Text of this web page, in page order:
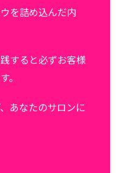
を詰め込んだ内
すると必ずお客様
。
あなたのサロンに